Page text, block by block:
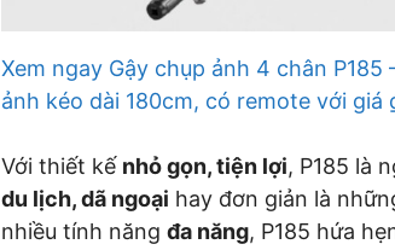
Xem ngay Gậy chụp ảnh 4 chân
ảnh kéo dài 180cm, có remote với
Với thiết kế nhỏ gọn, tiện lợi, P185 là
du lịch, dã ngoại hay đơn giản là
nhiều tính năng đa năng, P185 hứa